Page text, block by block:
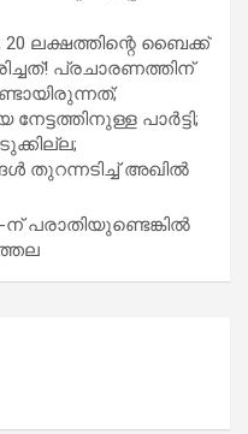
ലക്ഷത്തിന്റെ ബൈക്ക്
പ്രചാരണത്തിന്
പാര്‍ട്ടി;
തുറന്നടിച്ച് അഖില്‍
ന് പരാതിയുണ്ടെങ്കിൽ